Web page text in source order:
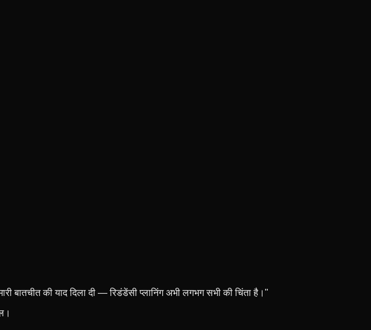
बातचीत की याद दिला दी — रिडंडेंसी प्लानिंग अभी लगभग सभी की चिंता है।"